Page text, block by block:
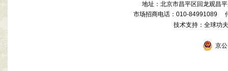
地址：北京市昌平区回龙观昌
市场招商电话：010-84991089
技术支持：全球
京公